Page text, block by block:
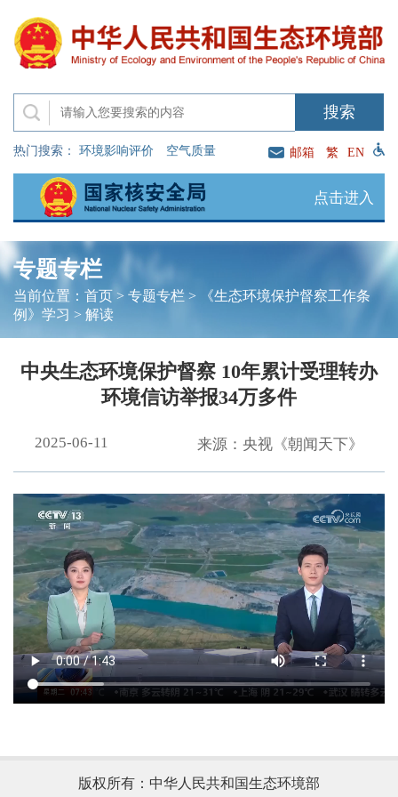
热门搜索： 环境影响评价 空气质量 邮箱 繁 EN
点击进入
专题专栏
当前位置： 首页> 专题专栏>
《生态环境保护督察工作条
例》学习 > 解读
中央生态环境保护督察 10年累计受理转办
环境信访举报34万多件
2025-06-11 来源：央视《朝闻天下》
版权所有：中华人民共和国生态环境部